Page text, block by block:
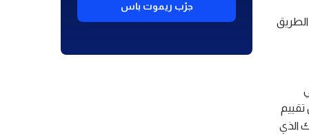
الذي
جرّب ريموت باس